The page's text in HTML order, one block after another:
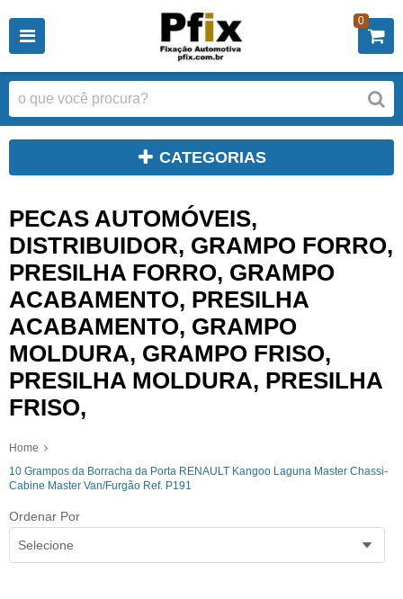
0
CATEGORIAS
PECAS AUTOMÓVEIS,
DISTRIBUIDOR, GRAMPO FORRO,
PRESILHA FORRO, GRAMPO
ACABAMENTO, PRESILHA
ACABAMENTO, GRAMPO
MOLDURA, GRAMPO FRISO,
PRESILHA MOLDURA, PRESILHA
FRISO,
Home
10 Grampos da Borracha da Porta RENAULT Kangoo Laguna Master Chassi-
Cabine Master Van/Furgão Ref. P191
Ordenar Por
Selecione